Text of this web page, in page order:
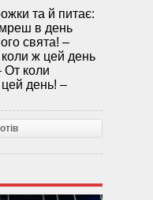
та й питає:
в день
свята! –
ж цей день
От коли
день! –